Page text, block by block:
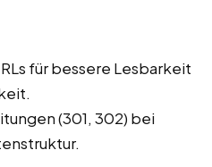
für bessere Lesbarkeit
(301, 302) bei